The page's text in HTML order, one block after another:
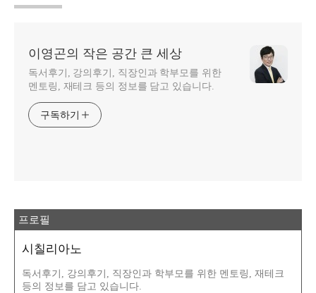
이영곤의 작은 공간 큰 세상
독서후기, 강의후기, 직장인과 학부모를 위한
멘토링, 재테크 등의 정보를 담고 있습니다.
구독하기
프로필
시칠리아노
독서후기, 강의후기, 직장인과 학부모를 위한 멘토링, 재테크
등의 정보를 담고 있습니다.